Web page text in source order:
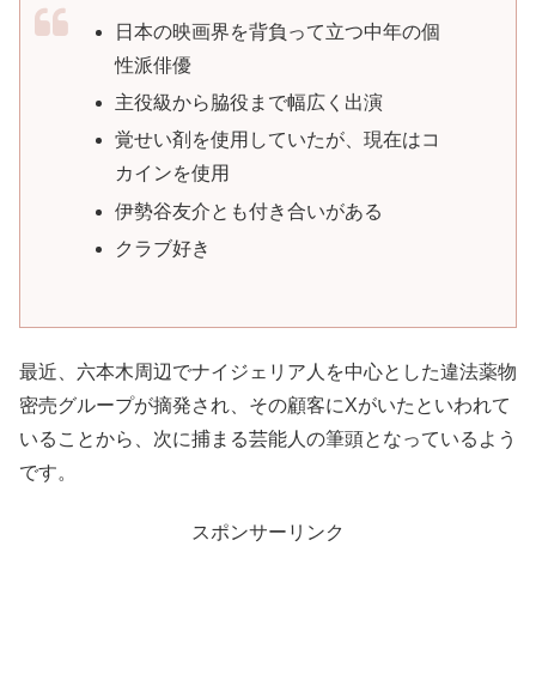
日本の映画界を背負って立つ中年の個
性派俳優
主役級から脇役まで幅広く出演
覚せい剤を使用していたが、現在はコ
カインを使用
伊勢谷友介とも付き合いがある
クラブ好き
最近、六本木周辺でナイジェリア人を中心とした違法薬物
密売グループが摘発され、その顧客にXがいたといわれて
いることから、次に捕まる芸能人の筆頭となっているよう
です。
スポンサーリンク